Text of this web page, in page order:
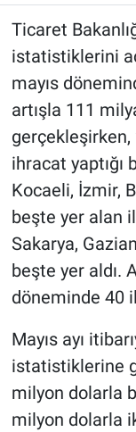
Ticaret
istatistiklerini
mayıs
artışla 111
gerçekleşirken,
ihracat yaptığı
Kocaeli, İzmir,
beşte yer alan
Sakarya,
beşte yer aldı.
döneminde 40
Mayıs ayı
istatistiklerine
milyon dolarla
milyon dolarla